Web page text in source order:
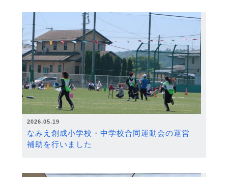
2026.05.19
なみえ創成小学校・中学校合同運動会の運営
補助を行いました